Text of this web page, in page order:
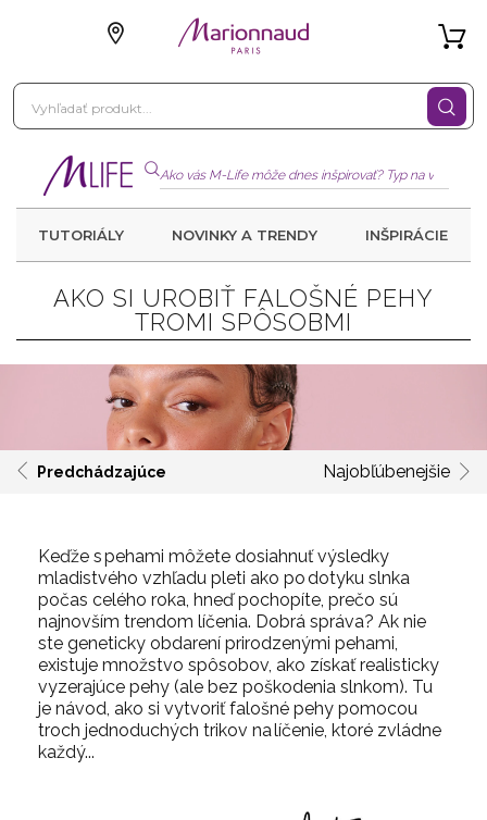
TUTORIÁLY NOVINKY A TRENDY INŠPIRÁCIE
AKO SI UROBIŤ FALOŠNÉ PEHY
TROMI SPÔSOBMI
Predchádzajúce Najobľúbenejšie
Keďže s pehami môžete dosiahnuť výsledky
mladistvého vzhľadu pleti ako po dotyku slnka
počas celého roka, hneď pochopíte, prečo sú
najnovším trendom líčenia. Dobrá správa? Ak nie
ste geneticky obdarení prirodzenými pehami,
existuje množstvo spôsobov, ako získať realisticky
vyzerajúce pehy (ale bez poškodenia slnkom). Tu
je návod, ako si vytvoriť falošné pehy pomocou
troch jednoduchých trikov na líčenie, ktoré zvládne
každý...